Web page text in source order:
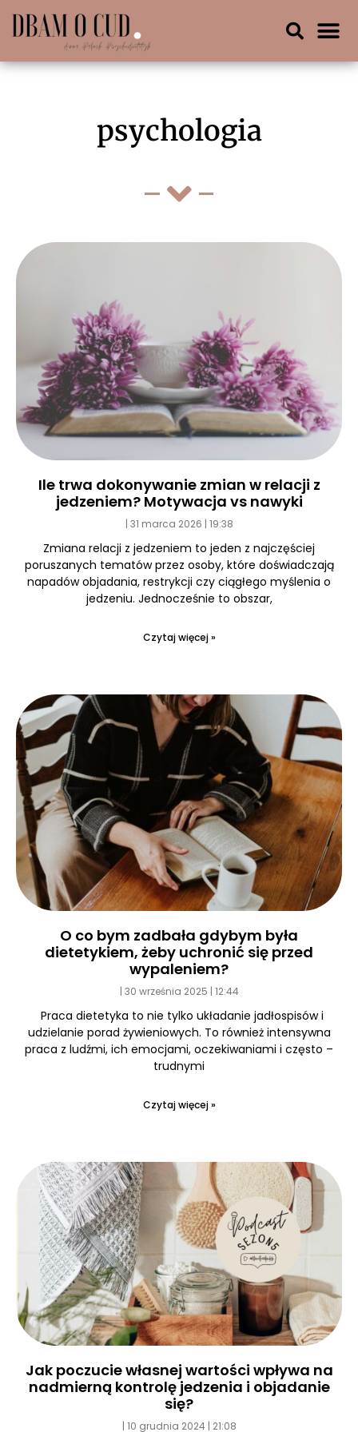
psychologia
Ile trwa dokonywanie zmian w relacji z
jedzeniem? Motywacja vs nawyki
31 marca 2026 19:38
Zmiana relacji z jedzeniem to jeden z najczęściej
poruszanych tematów przez osoby, które doświadczają
napadów objadania, restrykcji czy ciągłego myślenia o
jedzeniu. Jednocześnie to obszar,
Czytaj więcej »
O co bym zadbała gdybym była
dietetykiem, żeby uchronić się przed
wypaleniem?
30 września 2025 12:44
Praca dietetyka to nie tylko układanie jadłospisów i
udzielanie porad żywieniowych. To również intensywna
praca z ludźmi, ich emocjami, oczekiwaniami i często –
trudnymi
Czytaj więcej »
Jak poczucie własnej wartości wpływa na
nadmierną kontrolę jedzenia i objadanie
się?
10 grudnia 2024 21:08